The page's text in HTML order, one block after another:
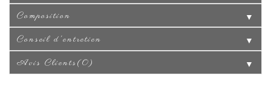
Composition ▼
Conseil d'entretien ▼
Avis Clients(0) ▼